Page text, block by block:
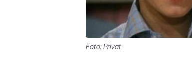
Foto: Privat